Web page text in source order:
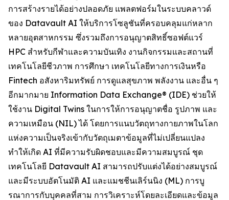
การสร้างรายได้อย่างปลอดภัย แพลตฟอร์มในระบบคลาวด์
ของ Datavault AI ให้บริการโซลูชันที่ครอบคลุมแก่หลาก
หลายอุตสาหกรรม ซึ่งรวมถึงการอนุญาตสิทธิ์ซอฟต์แวร์
HPC สำหรับกีฬาและความบันเทิง งานกิจกรรมและสถานที่
เทคโนโลยีชีวภาพ การศึกษา เทคโนโลยีทางการเงินหรือ
Fintech อสังหาริมทรัพย์ การดูแลสุขภาพ พลังงาน และอื่น ๆ
อีกมากมาย Information Data Exchange® (IDE) ช่วยให้
ใช้งาน Digital Twins ในการให้การอนุญาตชื่อ รูปภาพ และ
ความเหมือน (NIL) ได้ โดยการแนบวัตถุทางกายภาพในโลก
แห่งความเป็นจริงเข้ากับวัตถุเมตาข้อมูลที่ไม่เปลี่ยนแปลง
ทำให้เกิด AI ที่มีความรับผิดชอบและมีความสมบูรณ์ ชุด
เทคโนโลยี Datavault AI สามารถปรับแต่งได้อย่างสมบูรณ์
และมีระบบอัตโนมัติ AI และแมชชีนเลิร์นนิง (ML) การบู
รณาการกับบุคคลที่สาม การวิเคราะห์โดยละเอียดและข้อมูล